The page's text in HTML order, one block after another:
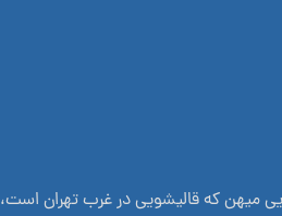
میهن که قالیشویی در غرب تهران است،